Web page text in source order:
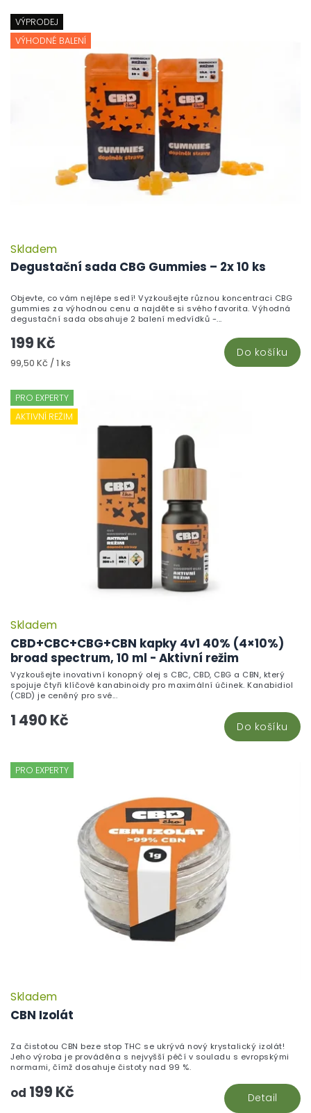
VÝPRODEJ
VÝHODNÉ BALENÍ
Degustační sada CBG Gummies – 2x 10 ks
Skladem
199 Kč
Měrná
99,50 Kč / 1 ks
Do košíku
Objevte, co vám nejlépe sedí! Vyzkoušejte různou koncentraci CBG
gummies za výhodnou cenu a najděte si svého favorita. Výhodná
degustační sada obsahuje 2 balení medvídků -...
PRO EXPERTY
AKTIVNÍ REŽIM
CBD+CBC+CBG+CBN kapky 4v1 40% (4×10%)
broad spectrum, 10 ml - Aktivní režim
Skladem
1 490 Kč Do košíku
Vyzkoušejte inovativní konopný olej s CBC, CBD, CBG a CBN, který
spojuje čtyři klíčové kanabinoidy pro maximální účinek. Kanabidiol
(CBD) je ceněný pro své...
PRO EXPERTY
CBN Izolát
Skladem
od 199 Kč Detail
Za čistotou CBN beze stop THC se ukrývá nový krystalický izolát!
Jeho výroba je prováděna s nejvyšší péčí v souladu s evropskými
normami, čímž dosahuje čistoty nad 99 %.